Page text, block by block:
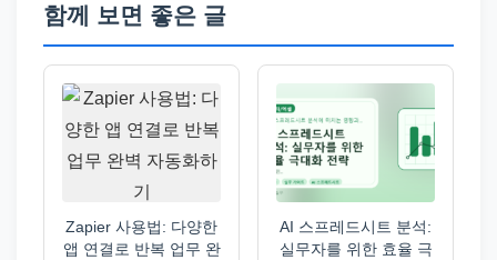
함께 보면 좋은 글
Zapier 사용법: 다양한
앱 연결로 반복 업무 완
AI 스프레드시트 분석:
실무자를 위한 효율 극